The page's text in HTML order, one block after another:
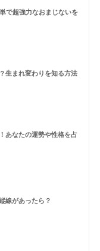
で超強力なおまじないを
生まれ変わりを知る方法
あなたの運勢や性格を占
線があったら？